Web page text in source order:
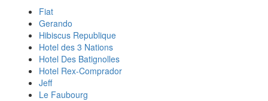
Fiat
Gerando
Hibiscus Republique
Hotel des 3 Nations
Hotel Des Batignolles
Hotel Rex-Comprador
Jeff
Le Faubourg